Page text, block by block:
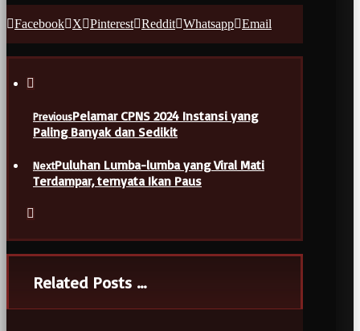
Facebook X Pinterest Reddit Whatsapp Email
PreviousPelamar CPNS 2024 Instansi yang
Paling Banyak dan Sedikit
NextPuluhan Lumba-lumba yang Viral Mati
Terdampar, ternyata Ikan Paus
Related Posts ...